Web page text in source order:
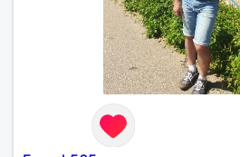
j’aime me trahit une fois, il n’y
chance et je l’effacerai à «
Néanmoins, je suis un tout
qu’impatient. J’essaye de faire
bien dramatique ! Du moins je
homme facile à vivre. À vous si
d’apprendre à me connaître
ravi….A très bientôt je l’espère.